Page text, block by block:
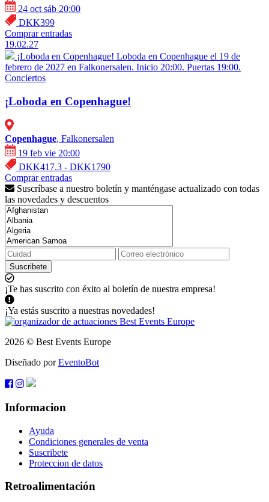
24 oct sáb 20:00
DKK399
Comprar entradas
19.02.27
¡Loboda en Copenhague! Loboda en Copenhague el 19 de
febrero de 2027 en Falkonersalen. Inicio 20:00. Puertas 19:00.
Conciertos
¡Loboda en Copenhague!
Copenhague, Falkonersalen
19 feb vie 20:00
DKK417.3 - DKK1790
Comprar entradas
Suscríbase a nuestro boletín y manténgase actualizado con todas
las novedades y descuentos
Suscribete
¡Te has suscrito con éxito al boletín de nuestra empresa!
¡Ya estás suscrito a nuestras novedades!
2026 © Best Events Europe
Diseñado porEventoBot
Informacion
Ayuda
Condiciones generales de venta
Suscribete
Proteccion de datos
Retroalimentación